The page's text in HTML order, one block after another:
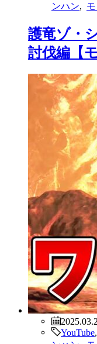
ンハン
護竜ゾ・
討伐編【
YouTube